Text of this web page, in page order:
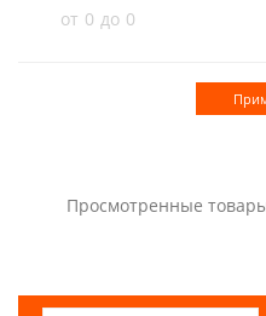
от 0 до 0
Просмотренные